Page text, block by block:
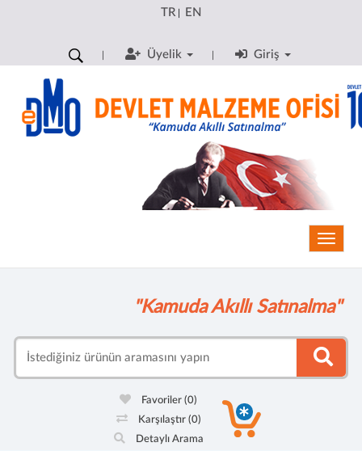
TR| EN
Üyelik Giriş
"Kamuda Akıllı Satınalma"
Favoriler(0)
Karşılaştır (0)
Detaylı Arama